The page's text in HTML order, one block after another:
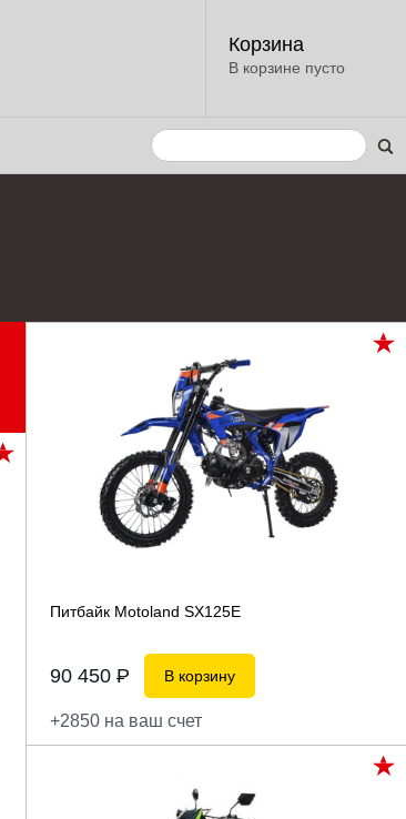
Корзина
В корзине пусто
Питбайк Motoland SX125E
90 450 P В корзину
+2850 на ваш счет